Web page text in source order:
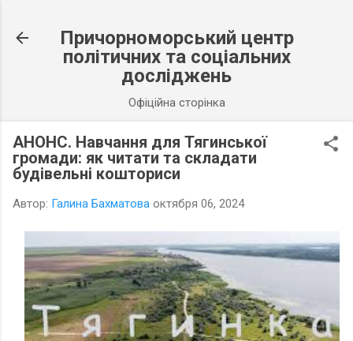
Причорноморський центр
політичних та соціальних
досліджень
Офіційна сторінка
АНОНС. Навчання для Тягинської
громади: як читати та складати
будівельні кошториси
Автор: Галина Бахматова октября 06, 2024